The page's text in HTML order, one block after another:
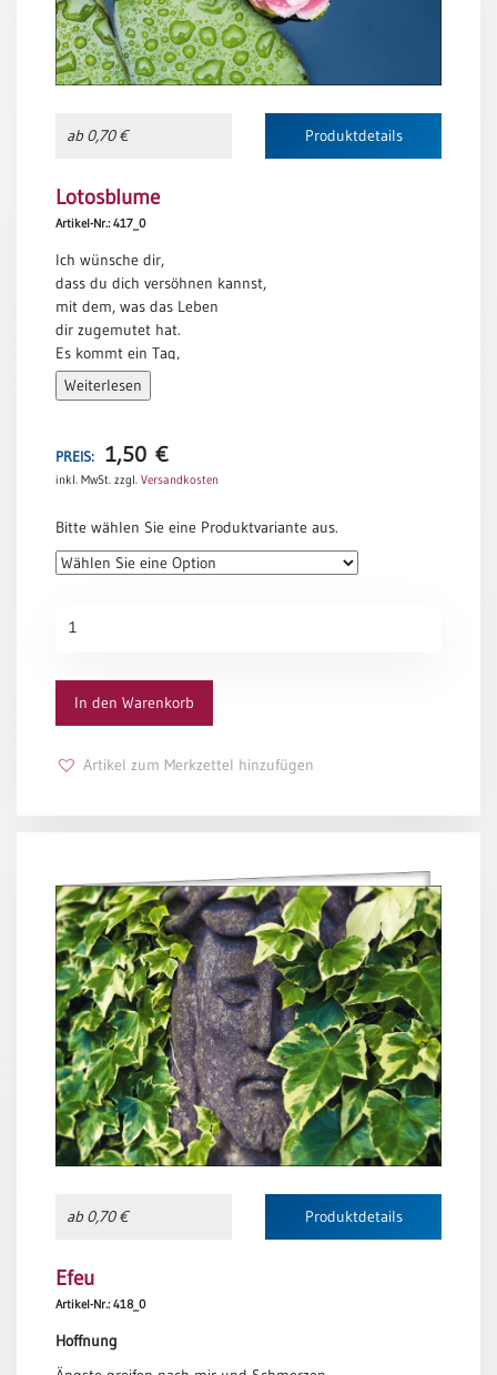
Einzelposter
Sortimente
Hefte
Jahreslosung
Restbestände
Restbestände
Broschüren
Urkundenscheine
ab 0,70 € Produktdetails
Lotosblume
Artikel-Nr.: 417_0
Ich wünsche dir,
dass du dich versöhnen kannst,
mit dem, was das Leben
dir zugemutet hat.
Es kommt ein Tag,
an dem du die Trauer
freigeben kannst.
zu eng gewordenes Kleid.
Und wendest dich neu
dem Leben zu,
seine Farben
um die Schultern legt.
Weiterlesen
PREIS: 1,50 €
inkl. MwSt. zzgl. Versandkosten
Bitte wählen Sie eine Produktvariante aus.
Menge
In den Warenkorb
Artikel zum Merkzettel hinzufügen
ab 0,70 € Produktdetails
Efeu
Artikel-Nr.: 418_0
Hoffnung